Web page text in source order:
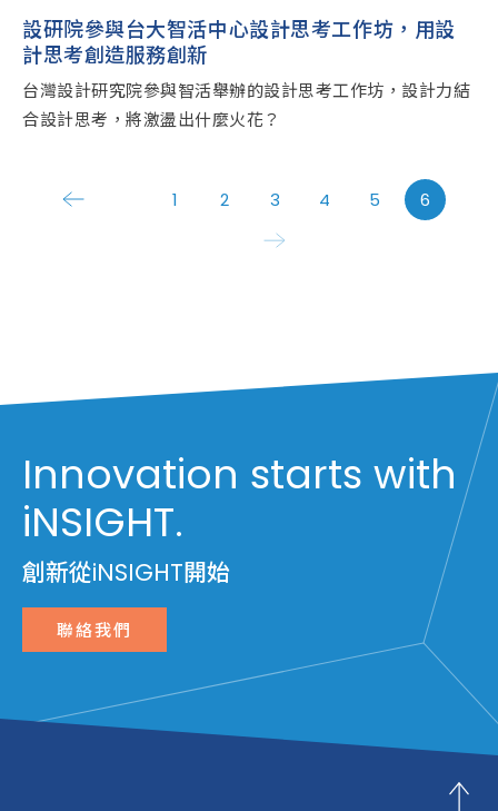
設研院參與台大智活中心設計思考工作坊，用設
計思考創造服務創新
台灣設計研究院參與智活舉辦的設計思考工作坊，設計力結
合設計思考，將激盪出什麼火花？
1 2 3 4 5 6
Innovation starts with
iNSIGHT.
創新從iNSIGHT開始
聯絡我們